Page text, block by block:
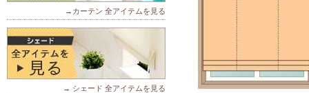
→カーテン 全アイテムを見る
→ シェード 全アイテムを見る